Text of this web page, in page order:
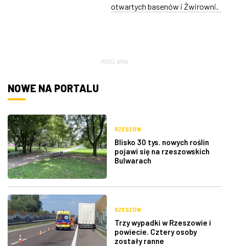
otwartych basenów i Żwirowni.
REKLAMA
NOWE NA PORTALU
RZESZÓW
Blisko 30 tys. nowych roślin
pojawi się na rzeszowskich
Bulwarach
RZESZÓW
Trzy wypadki w Rzeszowie i
powiecie. Cztery osoby
zostały ranne